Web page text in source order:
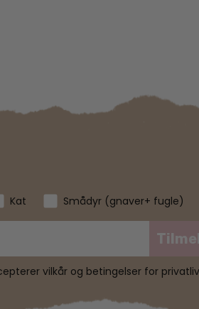
Kat Smådyr (gnaver+ fugle)
vilkår og betingelser for